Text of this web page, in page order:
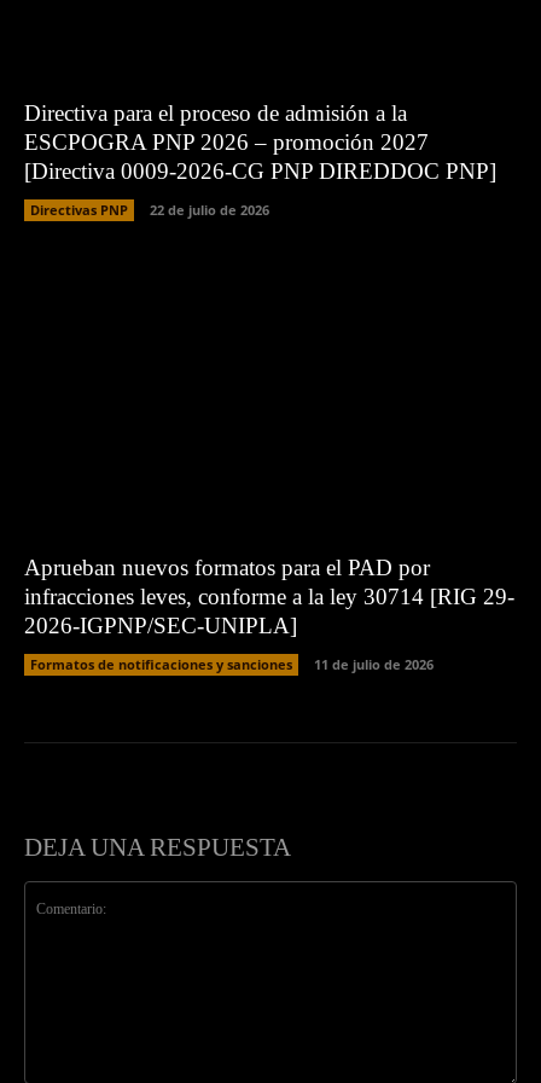
Directiva para el proceso de admisión a la
ESCPOGRA PNP 2026 – promoción 2027
[Directiva 0009-2026-CG PNP DIREDDOC PNP]
Directivas PNP 22 de julio de 2026
Aprueban nuevos formatos para el PAD por
infracciones leves, conforme a la ley 30714 [RIG 29-
2026-IGPNP/SEC-UNIPLA]
Formatos de notificaciones y sanciones 11 de julio de 2026
DEJA UNA RESPUESTA